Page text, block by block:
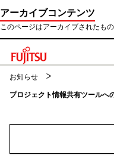
アーカイブコンテンツ
このページはアーカイブされたも
お知らせ
プロジェクト情報共有ツールへ